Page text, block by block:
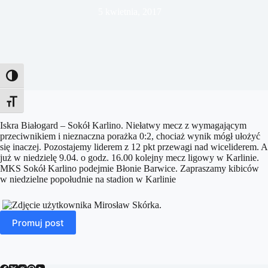
Toggle High Contrast
Toggle Font size
Iskra Białogard – Sokół Karlino. Niełatwy mecz z wymagającym
przeciwnikiem i nieznaczna porażka 0:2, chociaż wynik mógł ułożyć
się inaczej. Pozostajemy liderem z 12 pkt przewagi nad wiceliderem. A
już w niedzielę 9.04. o godz. 16.00 kolejny mecz ligowy w Karlinie.
MKS Sokół Karlino podejmie Błonie Barwice. Zapraszamy kibiców
w niedzielne popołudnie na stadion w Karlinie
Promuj post